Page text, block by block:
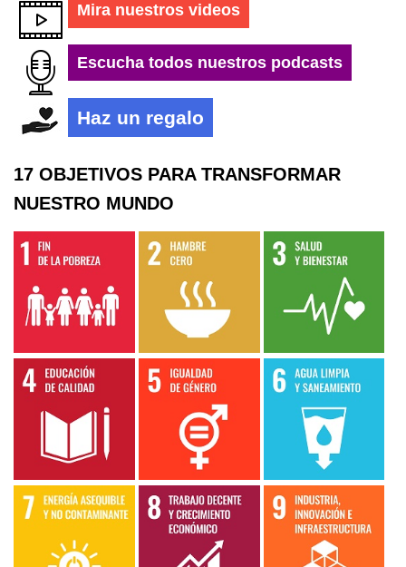
Mira nuestros videos
Escucha todos nuestros podcasts
Haz un regalo
17 OBJETIVOS PARA TRANSFORMAR
NUESTRO MUNDO